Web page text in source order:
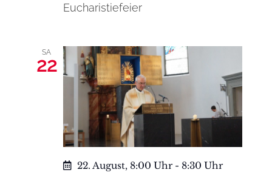
Eucharistiefeier
SA
22
22. August, 8:00 Uhr- 8:30 Uhr